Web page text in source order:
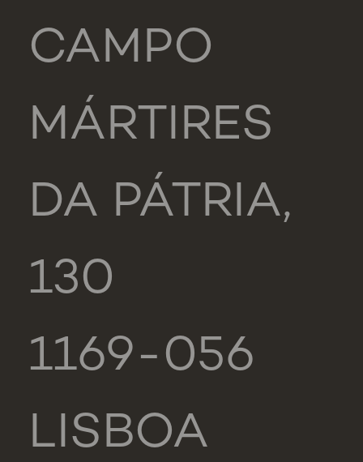
CAMPO
MÁRTIRES
DA PÁTRIA,
130
1169-056
LISBOA